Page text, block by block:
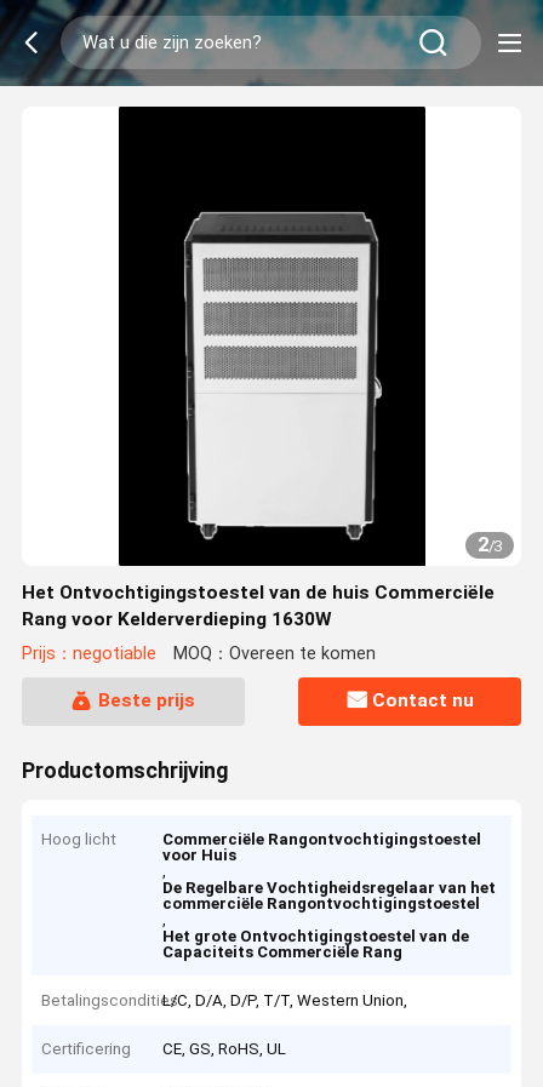
2/3
Het Ontvochtigingstoestel van de huis Commerciële
Rang voor Kelderverdieping 1630W
Prijs：negotiable MOQ：Overeen te komen
Beste prijs Contact nu
Productomschrijving
Hoog licht
Commerciële Rangontvochtigingstoestel
voor Huis
,
De Regelbare Vochtigheidsregelaar van het
commerciële Rangontvochtigingstoestel
,
Het grote Ontvochtigingstoestel van de
Capaciteits Commerciële Rang
BetalingsconditiesL/C, D/A, D/P, T/T, Western Union,
Certificering CE, GS, RoHS, UL